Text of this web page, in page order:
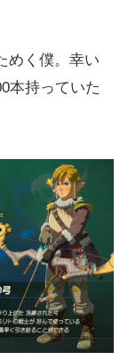
めく僕。幸い
本持っていた